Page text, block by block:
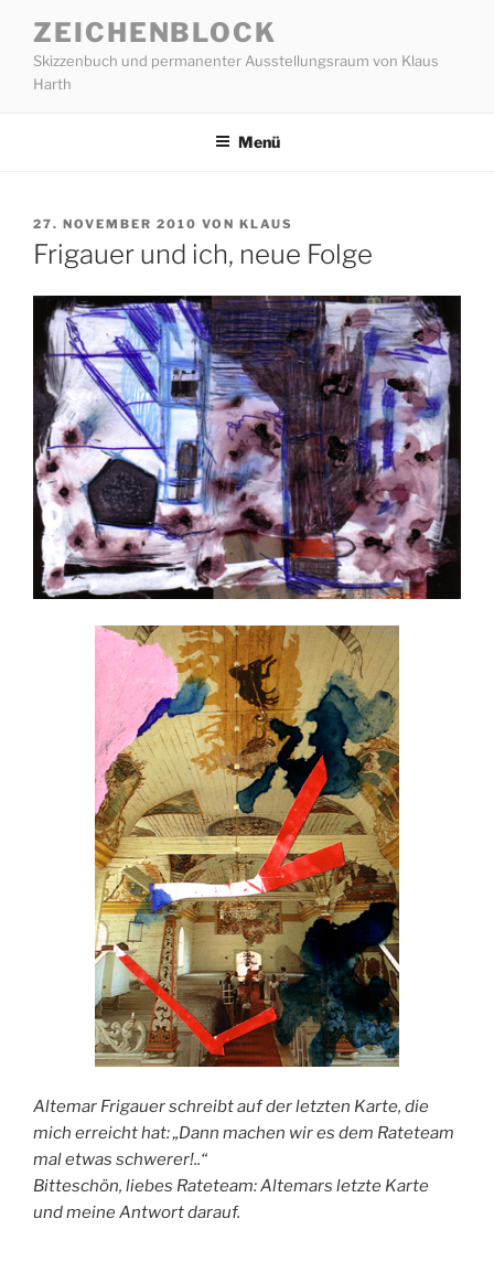
Inhalt
springen
ZEICHENBLOCK
Skizzenbuch und permanenter Ausstellungsraum von Klaus
Harth
Menü
VERÖFFENTLICHT
AM
27. NOVEMBER 2010 VON KLAUS
Frigauer und ich, neue Folge
Altemar Frigauer schreibt auf der letzten Karte, die
mich erreicht hat: „Dann machen wir es dem Rateteam
mal etwas schwerer!..“
Bitteschön, liebes Rateteam: Altemars letzte Karte
und meine Antwort darauf.